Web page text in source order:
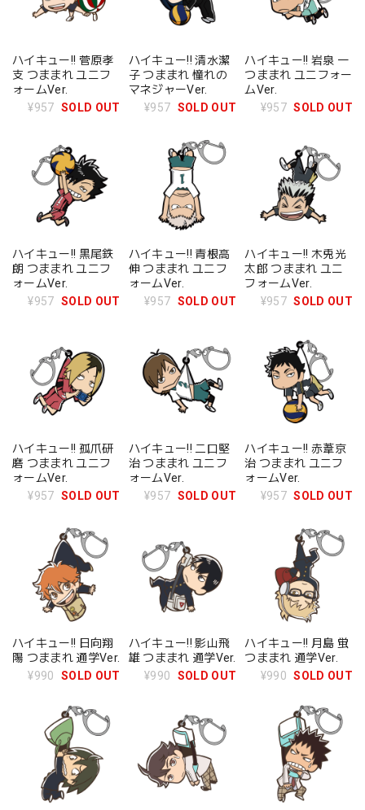
ハイキュー!! 菅原孝
支 つままれ ユニフ
ォームVer.
¥957 SOLD OUT
ハイキュー!! 清水潔
子 つままれ 憧れの
マネジャーVer.
¥957 SOLD OUT
ハイキュー!! 岩泉 一
つままれ ユニフォー
ムVer.
¥957 SOLD OUT
ハイキュー!! 黒尾鉄
朗 つままれ ユニフ
ォームVer.
¥957 SOLD OUT
ハイキュー!! 青根高
伸 つままれ ユニフ
ォームVer.
¥957 SOLD OUT
ハイキュー!! 木兎光
太郎 つままれ ユニ
フォームVer.
¥957 SOLD OUT
ハイキュー!! 孤爪研
磨 つままれ ユニフ
ォームVer.
¥957 SOLD OUT
ハイキュー!! 二口堅
治 つままれ ユニフ
ォームVer.
¥957 SOLD OUT
ハイキュー!! 赤葦京
治 つままれ ユニフ
ォームVer.
¥957 SOLD OUT
ハイキュー!! 日向翔
陽 つままれ 通学Ver.
¥990
SOLD OUT
ハイキュー!! 影山飛
雄 つままれ 通学Ver.
¥990
SOLD OUT
ハイキュー!! 月島 蛍
つままれ 通学Ver.
¥990 SOLD OUT